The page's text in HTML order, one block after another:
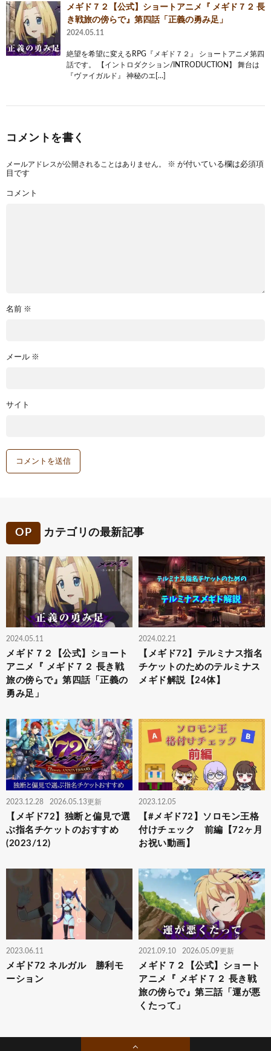
メギド７２【公式】ショートアニメ『 メギド７２ 長
き戦旅の傍らで』第四話「正義の勇み足」
2024.05.11
絶望を希望に変えるRPG『メギド７２』 ショートアニメ第四
話です。 【イントロダクション/INTRODUCTION】 舞台は
『ヴァイガルド』 神秘のエ[…]
コメントを書く
メールアドレスが公開されることはありません。 ※ が付いている欄は必須項
目です
コメント
名前 ※
メール ※
サイト
OP カテゴリの最新記事
2024.05.11
メギド７２【公式】ショート
アニメ『 メギド７２ 長き戦
旅の傍らで』第四話「正義の
勇み足」
2024.02.21
【メギド72】テルミナス指名
チケットのためのテルミナス
メギド解説【24体】
2023.12.28 2026.05.13更新
【メギド72】独断と偏見で選
ぶ指名チケットのおすすめ
(2023/12)
2023.12.05
【#メギド72】ソロモン王格
付けチェック 前編【72ヶ月
お祝い動画】
2023.06.11
メギド72 ネルガル 勝利モ
ーション
2021.09.10 2026.05.09更新
メギド７２【公式】ショート
アニメ『 メギド７２ 長き戦
旅の傍らで』第三話「運が悪
くたって」